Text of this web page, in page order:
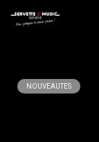
NOUVEAUTES